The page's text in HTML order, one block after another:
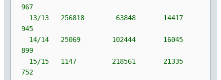
967
13/13 256818 63848 14417
945
14/14 25069 102444 16045
899
15/15 1147 218561 21335
752